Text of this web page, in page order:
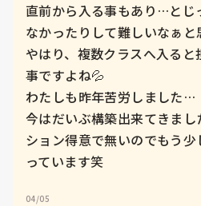
直前から入る事もあり…とじ
なかったりして難しいなぁ
やはり、複数クラスへ入る
事ですよね💦
わたしも昨年苦労しました…
今はだいぶ構築出来てきま
ション得意で無いのでもう
っています笑
04/05